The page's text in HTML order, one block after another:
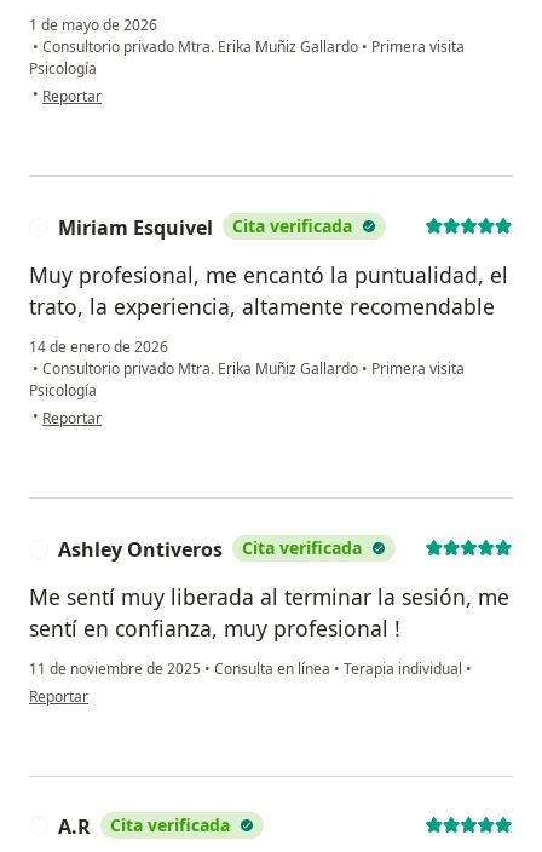
1 de mayo de 2026
• Consultorio privado Mtra. Erika Muñiz Gallardo • Primera visita
Psicología
• en opinión del usuario Nereida Garduño
Reportar
Miriam Esquivel Cita verificada
Muy profesional, me encantó la puntualidad, el
trato, la experiencia, altamente recomendable
14 de enero de 2026
• Consultorio privado Mtra. Erika Muñiz Gallardo • Primera visita
Psicología
• en opinión del usuario Miriam Esquivel
Reportar
Ashley Ontiveros Cita verificada
Me sentí muy liberada al terminar la sesión, me
sentí en confianza, muy profesional !
11 de noviembre de 2025 • Consulta en línea • Terapia individual •
en opinión del usuario Ashley Ontiveros
Reportar
A.R Cita verificada